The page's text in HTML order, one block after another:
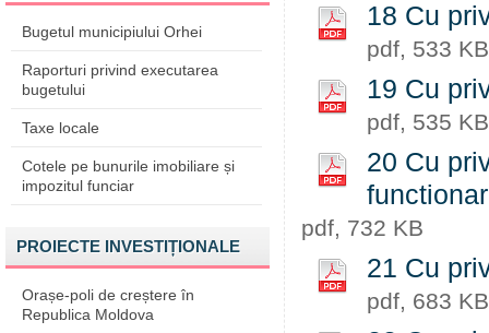
Bugetul municipiului Orhei
Raporturi privind executarea
bugetului
Taxe locale
Cotele pe bunurile imobiliare și
impozitul funciar
PROIECTE INVESTIȚIONALE
Orașe-poli de creștere în
Republica Moldova
18 Cu
pdf, 533 KB
19 Cu
pdf, 535 KB
20 Cu
pdf, 732 KB
21 Cu
pdf, 683 KB